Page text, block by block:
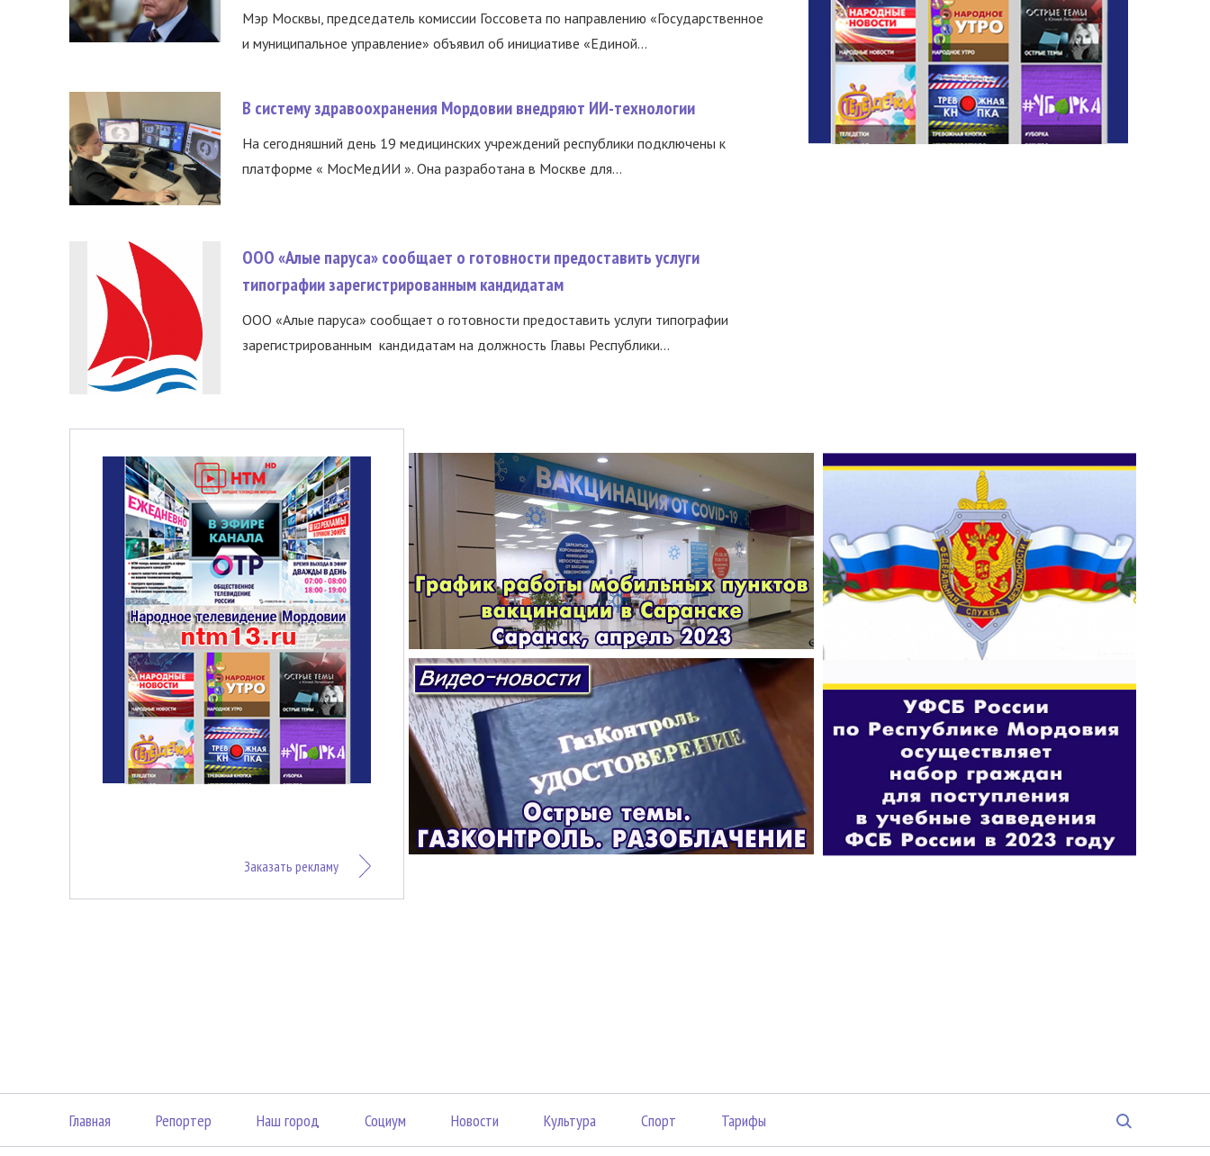
Мэр Москвы, председатель комиссии Госсовета по направлению «Государственное
и муниципальное управление» объявил об инициативе «Единой...
В систему здравоохранения Мордовии внедряют ИИ-технологии
На сегодняшний день 19 медицинских учреждений республики подключены к
платформе « МосМедИИ ». Она разработана в Москве для...
ООО «Алые паруса» сообщает о готовности предоставить услуги
типографии зарегистрированным кандидатам
ООО «Алые паруса» сообщает о готовности предоставить услуги типографии
зарегистрированным кандидатам на должность Главы Республики...
Заказать рекламу
Главная Репортер Наш город Социум Новости Культура Спорт Тарифы